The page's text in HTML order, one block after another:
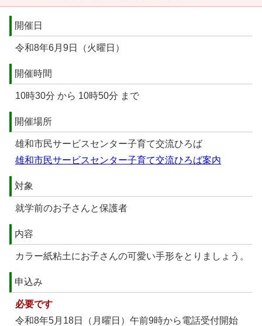
開催日
令和8年6月9日（火曜日）
開催時間
10時30分 から 10時50分 まで
開催場所
雄和市民サービスセンター子育て交流ひろば
雄和市民サービスセンター子育て交流ひろば案内
対象
就学前のお子さんと保護者
内容
カラー紙粘土にお子さんの可愛い手形をとりましょう。
申込み
必要です
令和8年5月18日（月曜日）午前9時から電話受付開始